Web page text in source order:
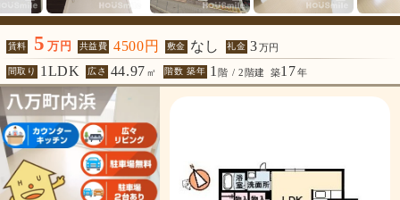
賃料 5 万円 共益費 4500円 敷金 なし 礼金 3万円
間取り 1LDK 広さ 44.97 ㎡ 階数 築年 1 階 / 2階建 築17年